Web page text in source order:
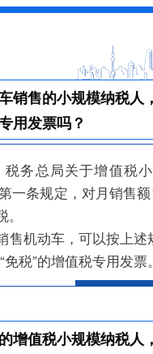
销售的小规模纳税
用发票吗？
税务总局关于增值税
第一条规定，对月销售
。
售机动车，可以按上
税”的增值税专用发票。
增值税小规模纳税